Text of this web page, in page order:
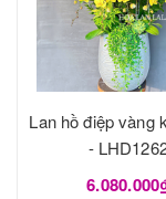
Lan hồ điệp vàng
-